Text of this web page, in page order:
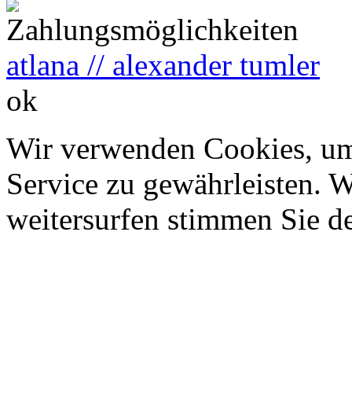
atlana // alexander tumler
ok
Wir verwenden Cookies,
Service zu gewährleisten.
weitersurfen stimmen Sie